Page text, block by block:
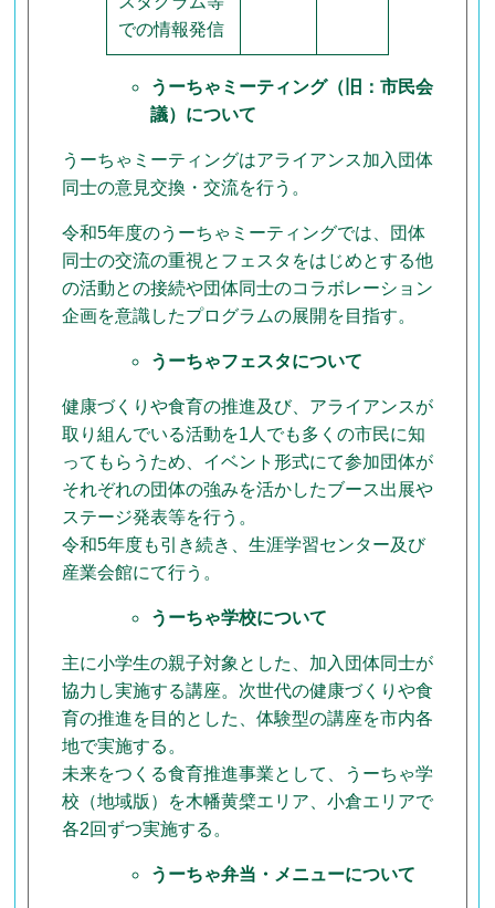
での情報発信
うーちゃミーティング（旧：市民会
議）について
うーちゃミーティングはアライアンス加入団体
同士の意見交換・交流を行う。
令和5年度のうーちゃミーティングでは、団体
同士の交流の重視とフェスタをはじめとする他
の活動との接続や団体同士のコラボレーション
企画を意識したプログラムの展開を目指す。
うーちゃフェスタについて
健康づくりや食育の推進及び、アライアンスが
取り組んでいる活動を1人でも多くの市民に知
ってもらうため、イベント形式にて参加団体が
それぞれの団体の強みを活かしたブース出展や
ステージ発表等を行う。
令和5年度も引き続き、生涯学習センター及び
産業会館にて行う。
うーちゃ学校について
主に小学生の親子対象とした、加入団体同士が
協力し実施する講座。次世代の健康づくりや食
育の推進を目的とした、体験型の講座を市内各
地で実施する。
未来をつくる食育推進事業として、うーちゃ学
校（地域版）を木幡黄檗エリア、小倉エリアで
各2回ずつ実施する。
うーちゃ弁当・メニューについて